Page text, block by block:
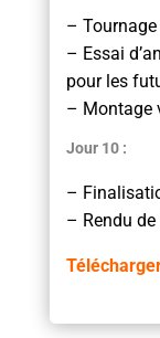
–
– Essai
pour les
– Montage
Jour 10 :
–
– Rendu de